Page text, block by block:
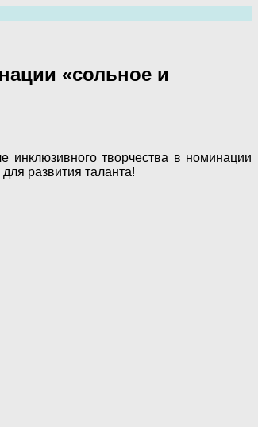
«сольное и
творчества в номинации
развития таланта!